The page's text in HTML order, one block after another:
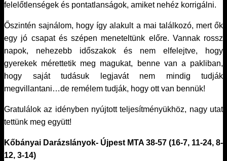
felelőtlenségek és pontatlanságok, amiket nehéz korrigálni.
Őszintén sajnálom, hogy így alakult a mai találkozó, mert ők
egy jó csapat és szépen meneteltünk előre. Vannak rossz
napok, nehezebb időszakok és nem elfelejtve, hogy
gyerekek mérettetik meg magukat, benne van a pakliban,
hogy saját tudásuk legjavát nem mindig tudják
megvillantani…de remélem tudják, hogy ott van bennük!
Gratulálok az idényben nyújtott teljesítményükhöz, nagy utat
tettünk meg együtt!
Kőbányai Darázslányok- Újpest MTA 38-57 (16-7, 11-24, 8-
12, 3-14)